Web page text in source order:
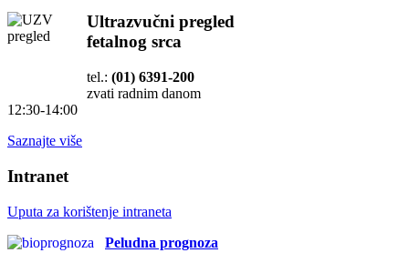
Ultrazvučni pregled
fetalnog srca
tel.: (01) 6391-200
zvati radnim danom
12:30-14:00
Saznajte više
Intranet
Uputa za korištenje intraneta
Peludna prognoza